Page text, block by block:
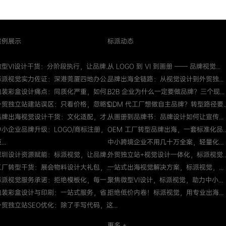
例展示
型VI设计干货：分阶段执行，让品牌...
派视觉实力佐证：深港莞厦四地办公...
装彩盒设计痛点：同质化严重，如何...
贸独立站建站误区：只看价格，忽略S...
牌出海视觉设计干货：文化适配，才...
企业品牌升级：LOGO/商标注册，
圳设计资源赋能：标派视觉，让品牌...
厂转型干货：展会物料设计大礼包，...
派视觉服务承诺：拒绝模板化，每一...
装彩盒设计与印刷：一站式服务，省...
独立站SEO优化：除了手写代码，这...
标派动态
从 LOGO 到 VI 到画册 —— 品牌视觉...
品牌出海全链路：从视觉设计到外贸独...
B2B 企业为什么一定要做品牌？三个现...
ODM 代工厂想做自主品牌？转型路径要
从画册到品牌书：品牌设计如何让宣传...
OEM 工厂转型品牌出海，一套标准化品
中小跨境企业不用几十万全案，轻量化...
外贸独立站+视觉设计一体化，标派视觉
一站式出海视觉解决方案，标派视觉，...
聚焦微型VI设计，标派视觉，助力中小...
拒绝低价内卷！标派视觉，用专业出海...